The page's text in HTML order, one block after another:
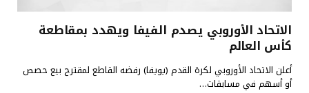
الاتحاد الأوروبي يصدم الفيفا ويهدد بمقاطعة
كأس العالم
أعلن الاتحاد الأوروبي لكرة القدم (يويفا) رفضه القاطع لمقترح بيع حصص
أو أسهم في مسابقات…